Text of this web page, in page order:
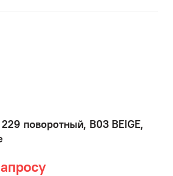
поворотный, B03 BEIGE,